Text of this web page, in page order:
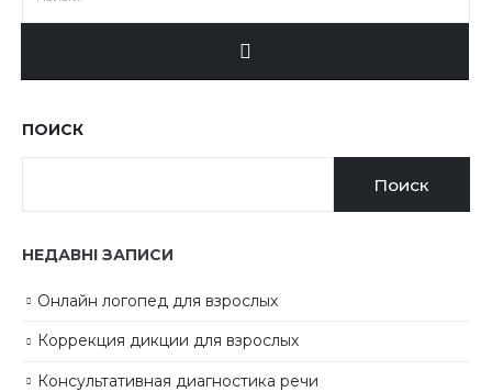
ПОИСК
Поиск
НЕДАВНІ ЗАПИСИ
Онлайн логопед для взрослых
Коррекция дикции для взрослых
Консультативная диагностика речи